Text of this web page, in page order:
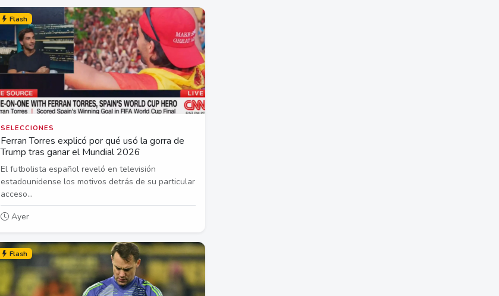
Flash
SELECCIONES
Ferran Torres explicó por qué usó la gorra de
Trump tras ganar el Mundial 2026
El futbolista español reveló en televisión
estadounidense los motivos detrás de su particular
acceso...
Ayer
Flash